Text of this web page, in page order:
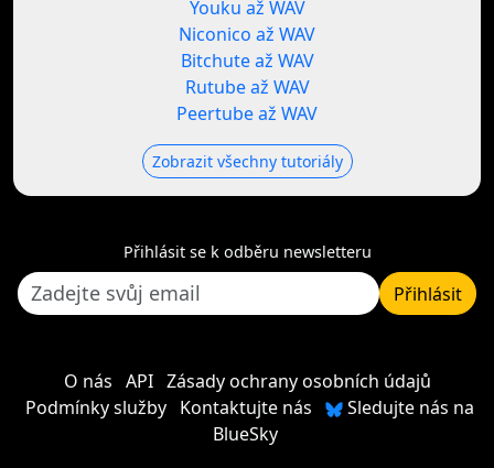
Youku až WAV
Niconico až WAV
Bitchute až WAV
Rutube až WAV
Peertube až WAV
Zobrazit všechny tutoriály
Přihlásit se k odběru newsletteru
Přihlásit
O nás API Zásady ochrany osobních údajů
Podmínky služby
Kontaktujte nás
Sledujte nás na
BlueSky